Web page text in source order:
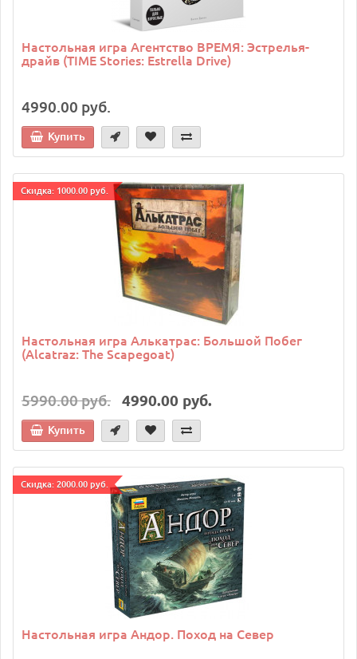
Настольная игра Агентство ВРЕМЯ: Эстрелья-
драйв (TIME Stories: Estrella Drive)
4990.00 руб.
Купить
Cкидка: 1000.00 руб.
Настольная игра Алькатрас: Большой Побег
(Alcatraz: The Scapegoat)
5990.00 руб. 4990.00 руб.
Купить
Cкидка: 2000.00 руб.
Настольная игра Андор. Поход на Север